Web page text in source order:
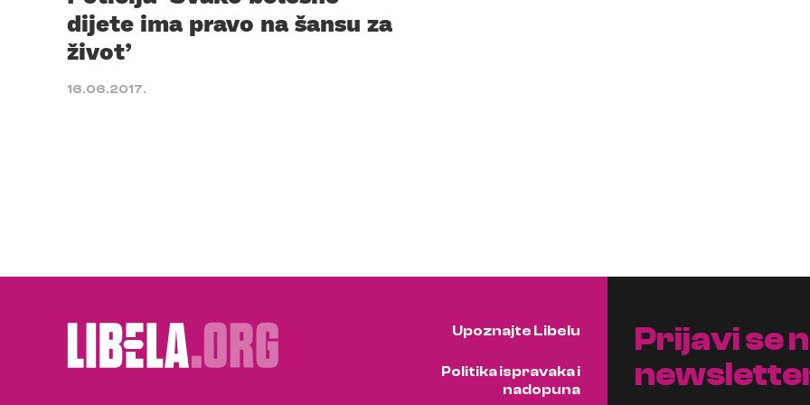
dijete ima pravo na šansu za
život’
16.06.2017.
Upoznajte Libelu
Politika ispravaka i
nadopuna
Prijavi se